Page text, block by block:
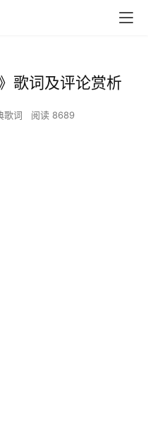
歌词及评论赏析
歌词 阅读 8689